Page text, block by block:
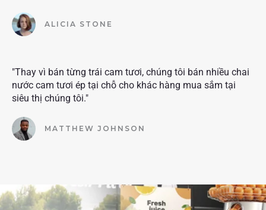
ALICIA STONE
"Thay vì bán từng trái cam tươi, chúng tôi bán nhiều chai
nước cam tươi ép tại chỗ cho khác hàng mua sắm tại
siêu thị chúng tôi."
MATTHEW JOHNSON